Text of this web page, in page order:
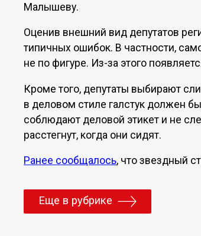
Малышеву.
Оценив внешний вид депутатов
типичных ошибок. В частности,
не по фигуре. Из-за этого
Кроме того, депутаты выбирают
в деловом стиле галстук должен
соблюдают деловой этикет и не
расстегнут, когда они сидят.
Ранее сообщалось, что звездный
Еще в рубрике